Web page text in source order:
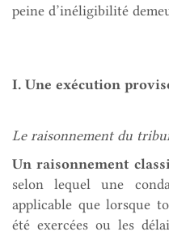
peine d’inéligibilité
I. Une exécution
Le raisonnement du
Un raisonnement
selon lequel une
applicable que lorsque
été exercées ou les